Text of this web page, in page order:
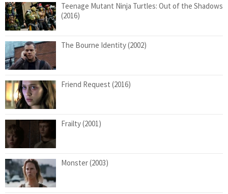
Teenage Mutant Ninja Turtles: Out of the Shadows
(2016)
The Bourne Identity (2002)
Friend Request (2016)
Frailty (2001)
Monster (2003)